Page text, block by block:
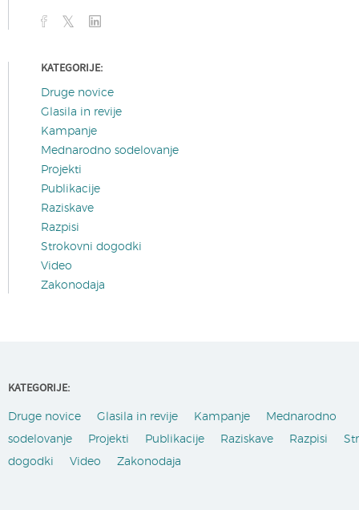
KATEGORIJE:
Druge novice
Glasila in revije
Kampanje
Mednarodno sodelovanje
Projekti
Publikacije
Raziskave
Razpisi
Strokovni dogodki
Video
Zakonodaja
KATEGORIJE:
Druge novice Glasila in revije Kampanje
Mednarodno
sodelovanje
Projekti Publikacije Raziskave Razpisi
dogodki
Video Zakonodaja